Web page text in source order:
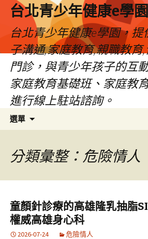
台北青少年健康e學園
台北青少年健康e學園，
子溝通,家庭教育,親職教育
門診，與青少年孩子的互
家庭教育基礎班、家庭教
進行線上駐站諮詢。
選單
容
分類彙整：危險情人
童顏針診療的高雄隆乳抽脂
權威高雄身心科
2026-07-24 危險情人